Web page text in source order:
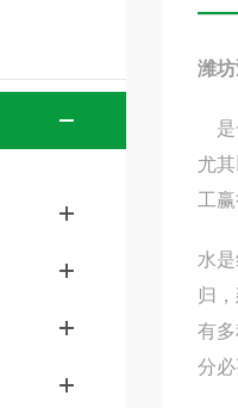
潍
尤
工
水
归
有
分